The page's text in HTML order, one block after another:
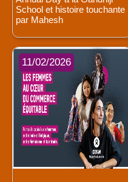
School et histoire touchante
par Mahesh
11/02/2026